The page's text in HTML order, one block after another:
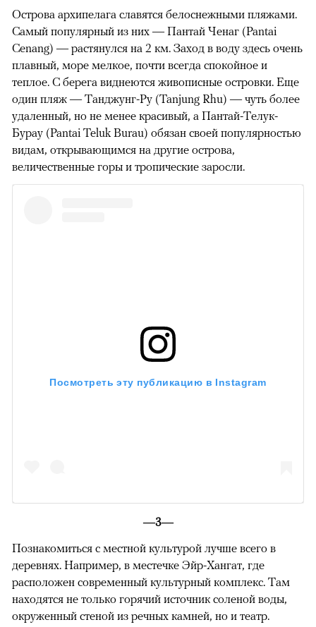
Острова архипелага славятся белоснежными пляжами.
Самый популярный из них — Пантай Ченаг (Pantai
Cenang) — растянулся на 2 км. Заход в воду здесь очень
плавный, море мелкое, почти всегда спокойное и
теплое. С берега виднеются живописные островки. Еще
один пляж — Танджунг-Ру (Tanjung Rhu) — чуть более
удаленный, но не менее красивый, а Пантай-Телук-
Бурау (Pantai Teluk Burau) обязан своей популярностью
видам, открывающимся на другие острова,
величественные горы и тропические заросли.
Посмотреть эту публикацию в Instagram
—3—
Познакомиться с местной культурой лучше всего в
деревнях. Например, в местечке Эйр-Хангат, где
расположен современный культурный комплекс. Там
находятся не только горячий источник соленой воды,
окруженный стеной из речных камней, но и театр.